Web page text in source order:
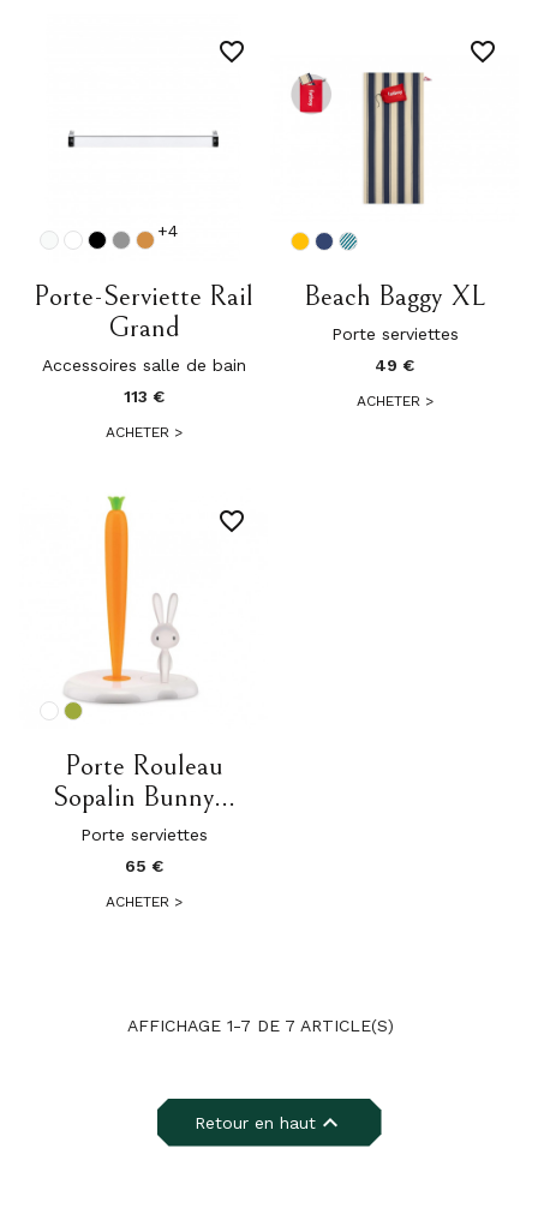
+4
Porte-Serviette Rail
Grand
Accessoires salle de bain
113 €
ACHETER >
favorite_border
Beach Baggy XL
Porte serviettes
49 €
ACHETER >
favorite_border
Porte Rouleau
Sopalin Bunny...
Porte serviettes
65 €
ACHETER >
favorite_border
AFFICHAGE 1-7 DE 7 ARTICLE(S)
Retour en haut